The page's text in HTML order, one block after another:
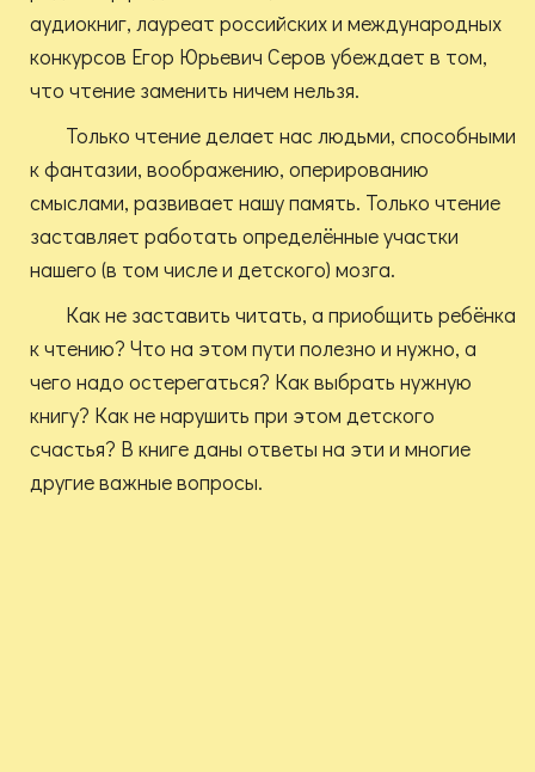
аудиокниг, лауреат российских и международных
конкурсов Егор Юрьевич Серов убеждает в том,
что чтение заменить ничем нельзя.
Только чтение делает нас людьми, способными
к фантазии, воображению, оперированию
смыслами, развивает нашу память. Только чтение
заставляет работать определённые участки
нашего (в том числе и детского) мозга.
Как не заставить читать, а приобщить ребёнка
к чтению? Что на этом пути полезно и нужно, а
чего надо остерегаться? Как выбрать нужную
книгу? Как не нарушить при этом детского
счастья? В книге даны ответы на эти и многие
другие важные вопросы.